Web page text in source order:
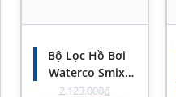
Bộ Lọc Hồ Bơi
Waterco Smix
Chính Hãng –
2.123.000₫